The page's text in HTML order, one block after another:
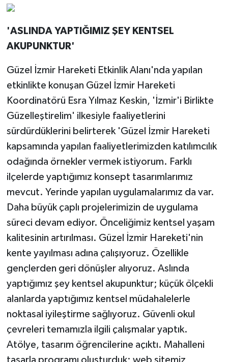
'ASLINDA YAPTIĞIMIZ ŞEY KENTSEL
AKUPUNKTUR'
Güzel İzmir Hareketi Etkinlik Alanı'nda yapılan
etkinlikte konuşan Güzel İzmir Hareketi
Koordinatörü Esra Yılmaz Keskin, 'İzmir'i Birlikte
Güzelleştirelim' ilkesiyle faaliyetlerini
sürdürdüklerini belirterek 'Güzel İzmir Hareketi
kapsamında yapılan faaliyetlerimizden katılımcılık
odağında örnekler vermek istiyorum. Farklı
ilçelerde yaptığımız konsept tasarımlarımız
mevcut. Yerinde yapılan uygulamalarımız da var.
Daha büyük çaplı projelerimizin de uygulama
süreci devam ediyor. Önceliğimiz kentsel yaşam
kalitesinin artırılması. Güzel İzmir Hareketi'nin
kente yayılması adına çalışıyoruz. Özellikle
gençlerden geri dönüşler alıyoruz. Aslında
yaptığımız şey kentsel akupunktur; küçük ölçekli
alanlarda yaptığımız kentsel müdahalelerle
noktasal iyileştirme sağlıyoruz. Güvenli okul
çevreleri temamızla ilgili çalışmalar yaptık.
Atölye, tasarım öğrencilerine açıktı. Mahalleni
tasarla programı oluşturduk; web sitemiz